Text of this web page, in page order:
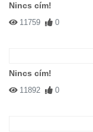
Nincs cím!
11759 0
Nincs cím!
11892 0